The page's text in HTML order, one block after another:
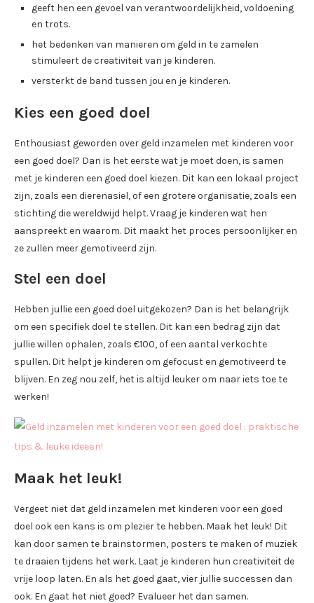
geeft hen een gevoel van verantwoordelijkheid, voldoening
en trots.
het bedenken van manieren om geld in te zamelen
stimuleert de creativiteit van je kinderen.
versterkt de band tussen jou en je kinderen.
Kies een goed doel
Enthousiast geworden over geld inzamelen met kinderen voor
een goed doel? Dan is het eerste wat je moet doen, is samen
met je kinderen een goed doel kiezen. Dit kan een lokaal project
zijn, zoals een dierenasiel, of een grotere organisatie, zoals een
stichting die wereldwijd helpt. Vraag je kinderen wat hen
aanspreekt en waarom. Dit maakt het proces persoonlijker en
ze zullen meer gemotiveerd zijn.
Stel een doel
Hebben jullie een goed doel uitgekozen? Dan is het belangrijk
om een specifiek doel te stellen. Dit kan een bedrag zijn dat
jullie willen ophalen, zoals €100, of een aantal verkochte
spullen. Dit helpt je kinderen om gefocust en gemotiveerd te
blijven. En zeg nou zelf, het is altijd leuker om naar iets toe te
werken!
Maak het leuk!
Vergeet niet dat geld inzamelen met kinderen voor een goed
doel ook een kans is om plezier te hebben. Maak het leuk! Dit
kan door samen te brainstormen, posters te maken of muziek
te draaien tijdens het werk. Laat je kinderen hun creativiteit de
vrije loop laten. En als het goed gaat, vier jullie successen dan
ook. En gaat het niet goed? Evalueer het dan samen.